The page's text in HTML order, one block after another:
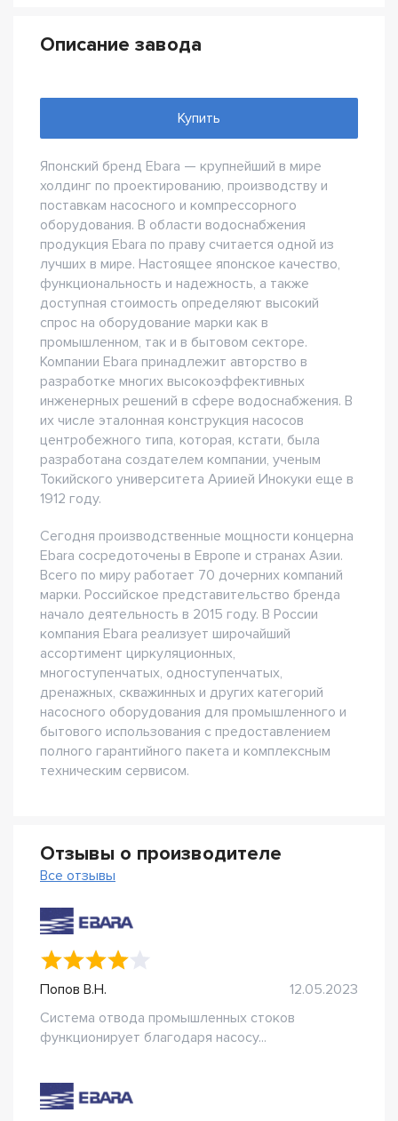
Описание завода
Купить
Японский бренд Ebara — крупнейший в мире
холдинг по проектированию, производству и
поставкам насосного и компрессорного
оборудования. В области водоснабжения
продукция Ebara по праву считается одной из
лучших в мире. Настоящее японское качество,
функциональность и надежность, а также
доступная стоимость определяют высокий
спрос на оборудование марки как в
промышленном, так и в бытовом секторе.
Компании Ebara принадлежит авторство в
разработке многих высокоэффективных
инженерных решений в сфере водоснабжения. В
их числе эталонная конструкция насосов
центробежного типа, которая, кстати, была
разработана создателем компании, ученым
Токийского университета Ариией Инокуки еще в
1912 году.
Сегодня производственные мощности концерна
Ebara сосредоточены в Европе и странах Азии.
Всего по миру работает 70 дочерних компаний
марки. Российское представительство бренда
начало деятельность в 2015 году. В России
компания Ebara реализует широчайший
ассортимент циркуляционных,
многоступенчатых, одноступенчатых,
дренажных, скважинных и других категорий
насосного оборудования для промышленного и
бытового использования с предоставлением
полного гарантийного пакета и комплексным
техническим сервисом.
Отзывы о производителе
Все отзывы
Попов В.Н.
12.05.2023
Система отвода промышленных стоков
функционирует благодаря насосу...